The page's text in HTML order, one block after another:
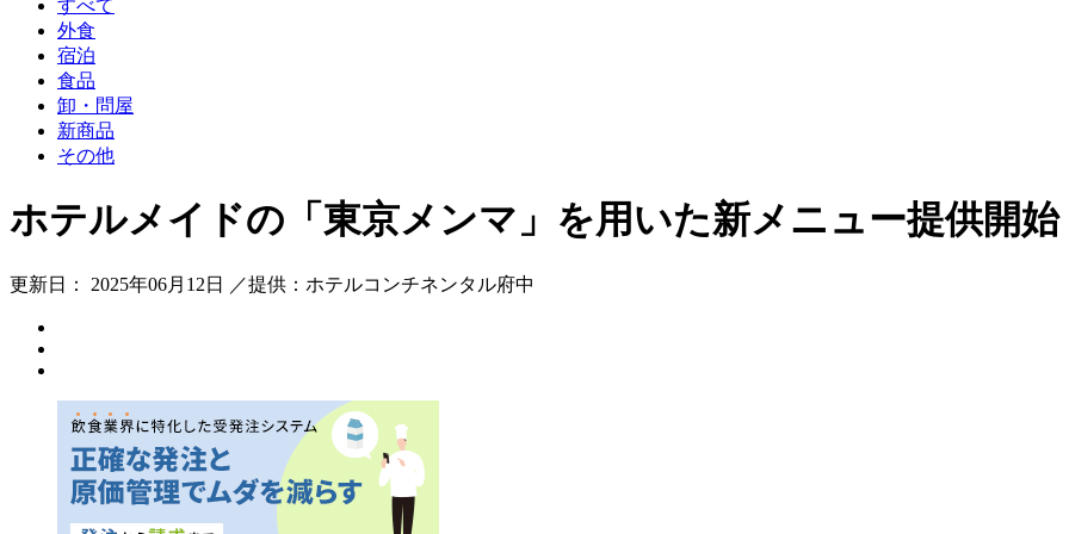
すべて
外食
宿泊
食品
卸・問屋
新商品
その他
ホテルメイドの「東京メンマ」を用いた新メニュー提供開始
更新日： 2025年06月12日 ／提供：ホテルコンチネンタル府中